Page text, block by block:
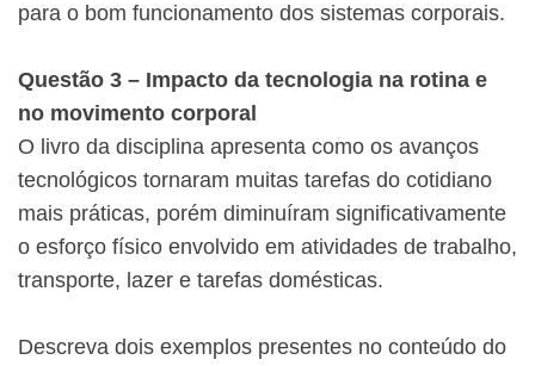
para o bom funcionamento dos sistemas corporais.
Questão 3 – Impacto da tecnologia na rotina e
no movimento corporal
O livro da disciplina apresenta como os avanços
tecnológicos tornaram muitas tarefas do cotidiano
mais práticas, porém diminuíram significativamente
o esforço físico envolvido em atividades de trabalho,
transporte, lazer e tarefas domésticas.
Descreva dois exemplos presentes no conteúdo do